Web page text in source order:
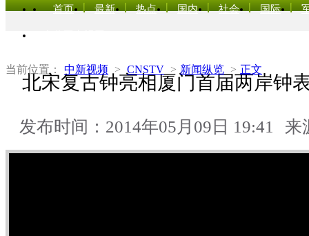
首页 最新 热点 国内 社会 国际
当前位置： 中新视频 > CNSTV > 新闻纵览 > 正文
北宋复古钟亮相厦门首届两岸钟
发布时间：2014年05月09日 19:41 来